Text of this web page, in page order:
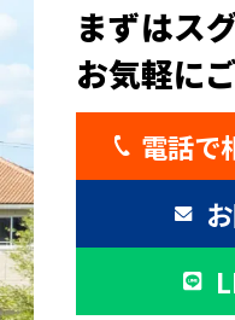
まずはス
お気軽に
お気軽に
電話で